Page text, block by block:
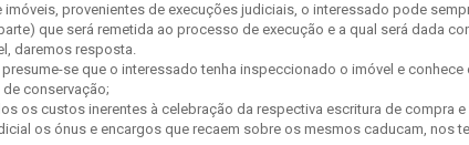
provenientes de execuções judiciais, o interessado pode
que será remetida ao processo de execução e a qual será dada
daremos resposta.
se que o interessado tenha inspeccionado o imóvel e
conservação;
os custos inerentes à celebração da respectiva escritura de compra
os ónus e encargos que recaem sobre os mesmos caducam, nos